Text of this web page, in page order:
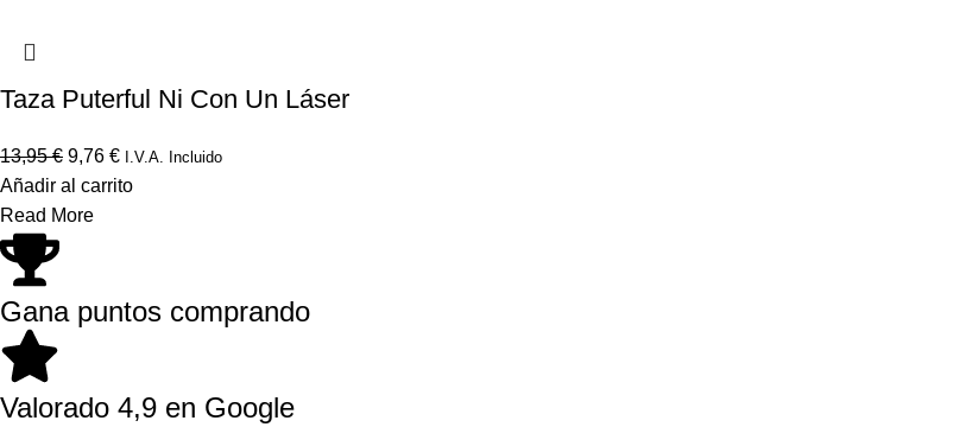
Taza Puterful Ni Con Un Láser
13,95€ 9,76 € I.V.A. Incluido
Añadir al carrito
Read More
Gana puntos comprando
Valorado 4,9 en Google